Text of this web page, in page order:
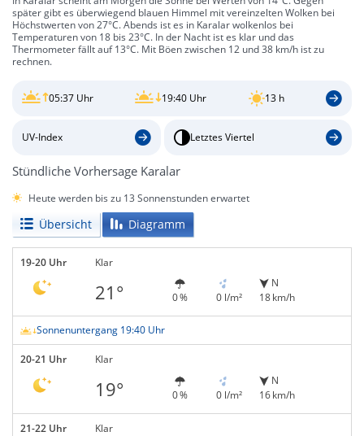
später gibt es überwiegend blauen Himmel mit vereinzelten Wolken bei
Höchstwerten von 27°C. Abends ist es in Karalar wolkenlos bei
Temperaturen von 18 bis 23°C. In der Nacht ist es klar und das
Thermometer fällt auf 13°C. Mit Böen zwischen 12 und 38 km/h ist zu
rechnen.
05:37 Uhr 19:40 Uhr 13 h
UV-Index Letztes Viertel
Stündliche Vorhersage Karalar
Heute werden bis zu 13 Sonnenstunden erwartet
Übersicht Diagramm
19-20 Uhr Klar
21° 0 % 0 l/m²
N
18 km/h
Sonnenuntergang 19:40 Uhr
20-21 Uhr Klar
19° 0 % 0 l/m²
N
16 km/h
21-22 Uhr Klar